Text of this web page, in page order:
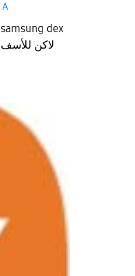
جالاكسى A
samsung dex